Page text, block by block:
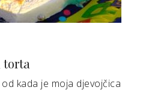
torta
kada je moja djevojčica